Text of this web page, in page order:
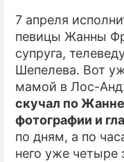
7 апреля
певицы Жанны
супруга,
Шепелева. Вот
мамой в Лос-
скучал по
фотографии и
по дням, а по
него уже четыре